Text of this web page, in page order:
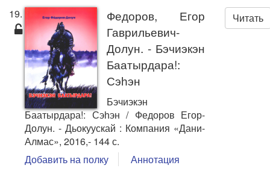
19. Читать
Федоров, Егор
Гаврильевич-
Долун. - Бэчиэкэн
Баатырдара!:
Сэһэн
Бэчиэкэн
Баатырдара!: Сэһэн / Федоров Егор-
Долун. - Дьокуускай : Компания «Дани-
Алмас», 2016,- 144 с.
Добавить на полку
Аннотация